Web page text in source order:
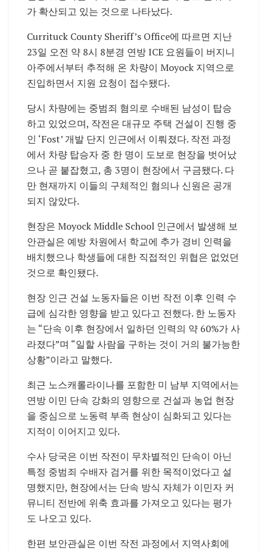
가 확산되고 있는 것으로 나타났다.
Currituck County Sheriff’s Office에 따르면 지난
23일 오전 약 8시 8분경 연방 ICE 요원들이 버지니
아주에서부터 추적해 온 차량이 Moyock 지역으로
진입하면서 지원 요청이 접수됐다.
당시 차량에는 중범죄 혐의로 수배된 남성이 탑승
하고 있었으며, 작전은 대규모 주택 건설이 진행 중
인 ‘Fost’ 개발 단지 인근에서 이뤄졌다. 작전 과정
에서 차량 탑승자 중 한 명이 도보로 현장을 벗어났
으나 곧 붙잡혔고, 총 3명이 현장에서 구금됐다. 다
만 현재까지 이들의 구체적인 혐의나 신원은 공개
되지 않았다.
현장은 Moyock Middle School 인근에서 발생해 보
안관실은 예방 차원에서 학교에 추가 경비 인력을
배치했으나 학생들에 대한 직접적인 위협은 없었던
것으로 확인됐다.
현장 인근 건설 노동자들은 이번 작전 이후 인력 수
급에 심각한 영향을 받고 있다고 전했다. 한 노동자
는 “단속 이후 현장에서 일하던 인력의 약 60%가 사
라졌다”며 “일할 사람을 구하는 것이 거의 불가능한
상황”이라고 말했다.
최근 노스캐롤라이나를 포함한 미 남부 지역에서는
연방 이민 단속 강화의 영향으로 건설과 농업 현장
을 중심으로 노동력 부족 현상이 심화되고 있다는
지적이 이어지고 있다.
수사 당국은 이번 작전이 무차별적인 단속이 아닌
특정 중범죄 수배자 검거를 위한 목적이었다고 설
명했지만, 현장에서는 단속 방식 자체가 이민자 커
뮤니티 전반에 위축 효과를 가져오고 있다는 평가
도 나오고 있다.
한편 보안관실은 이번 작전 과정에서 지역사회에